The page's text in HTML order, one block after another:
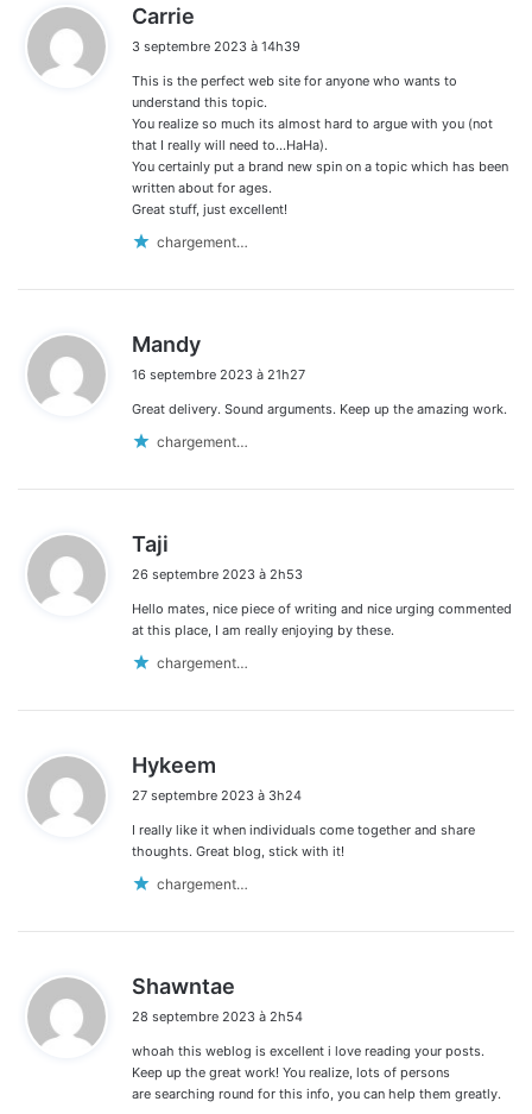
Carrie
t
:
3 septembre 2023 à 14h39
This is the perfect web site for anyone who wants to
understand this topic.
You realize so much its almost hard to argue with you (not
that I really will need to…HaHa).
You certainly put a brand new spin on a topic which has been
written about for ages.
Great stuff, just excellent!
chargement…
Mandy
t
16 septembre 2023 à 21h27
Great delivery. Sound arguments. Keep up the amazing work.
chargement…
Taji
t
:
26 septembre 2023 à 2h53
Hello mates, nice piece of writing and nice urging commented
at this place, I am really enjoying by these.
chargement…
Hykeem
t
:
27 septembre 2023 à 3h24
I really like it when individuals come together and share
thoughts. Great blog, stick with it!
chargement…
Shawntae
t
:
28 septembre 2023 à 2h54
whoah this weblog is excellent i love reading your posts.
Keep up the great work! You realize, lots of persons
are searching round for this info, you can help them greatly.